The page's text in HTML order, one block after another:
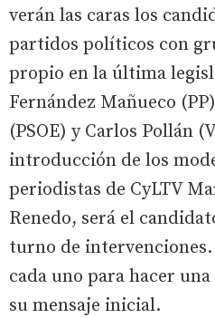
verán las caras los
partidos políticos con
propio en la última
Fernández Mañueco
(PSOE) y Carlos Pollán
introducción de los
periodistas de CyLTV
Renedo, será el
turno de
cada uno para hacer
su mensaje inicial.